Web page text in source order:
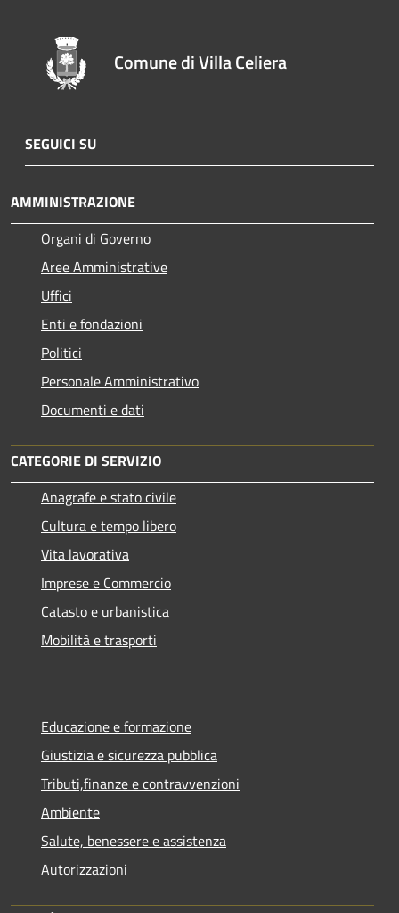
Comune di Villa Celiera
SEGUICI SU
AMMINISTRAZIONE
Organi di Governo
Aree Amministrative
Uffici
Enti e fondazioni
Politici
Personale Amministrativo
Documenti e dati
CATEGORIE DI SERVIZIO
Anagrafe e stato civile
Cultura e tempo libero
Vita lavorativa
Imprese e Commercio
Catasto e urbanistica
Mobilità e trasporti
Educazione e formazione
Giustizia e sicurezza pubblica
Tributi,finanze e contravvenzioni
Ambiente
Salute, benessere e assistenza
Autorizzazioni